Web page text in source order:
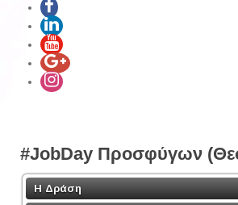
#JobDay Προσφύγων
Η Δράση